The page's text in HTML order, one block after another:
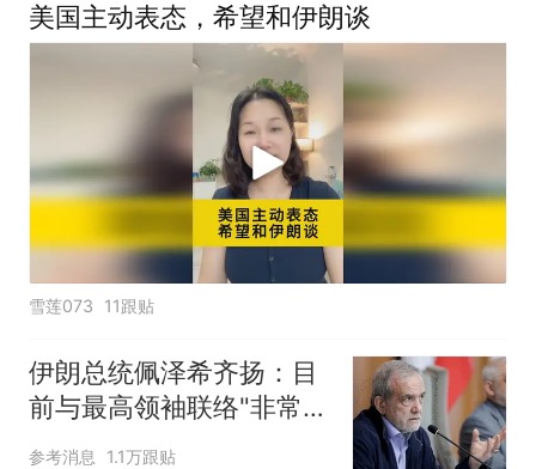
美国主动表态，希望和伊朗谈
雪莲073 11跟贴
伊朗总统佩泽希齐扬：目
前与最高领袖联络"非常困
难"
参考消息 1.1万跟贴